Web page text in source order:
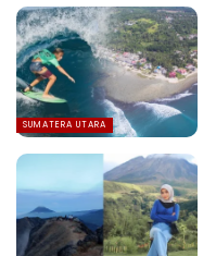
SUMATERA UTARA